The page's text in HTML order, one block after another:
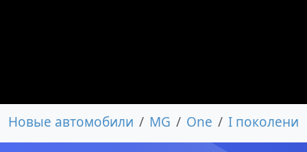
Новые автомобили MG One I поколение